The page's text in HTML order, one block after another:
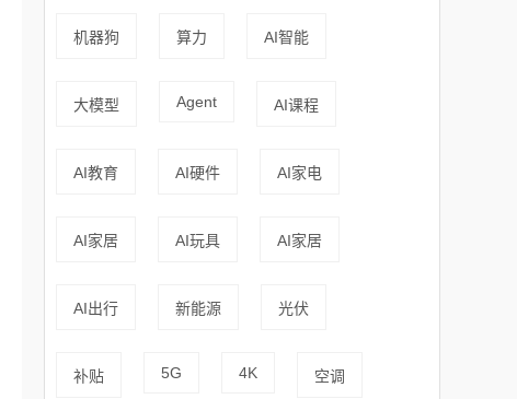
机器狗 算力 AI智能
大模型 Agent AI课程
AI教育 AI硬件 AI家电
AI家居 AI玩具 AI家居
AI出行 新能源 光伏
补贴 5G 4K 空调